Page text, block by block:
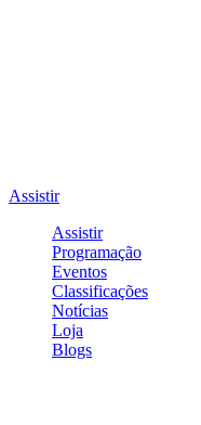
Assistir
Assistir
Programação
Eventos
Classificações
Notícias
Loja
Blogs